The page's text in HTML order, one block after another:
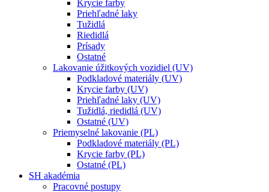
Krycie farby
Priehľadné laky
Tužidlá
Riedidlá
Prísady
Ostatné
Lakovanie úžitkových vozidiel (UV)
Podkladové materiály (UV)
Krycie farby (UV)
Priehľadné laky (UV)
Tužidlá, riedidlá (UV)
Ostatné (UV)
Priemyselné lakovanie (PL)
Podkladové materiály (PL)
Krycie farby (PL)
Ostatné (PL)
SH akadémia
Pracovné postupy